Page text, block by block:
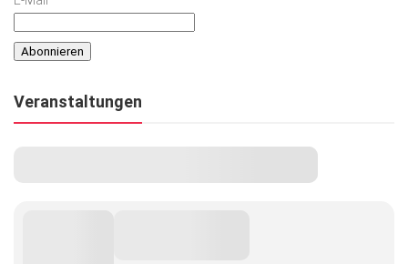
Veranstaltungen